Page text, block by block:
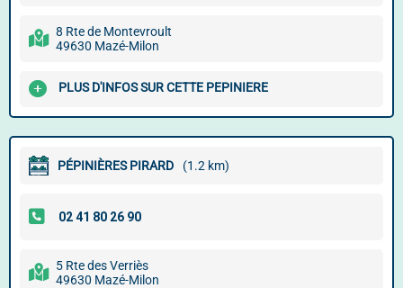
8 Rte de Montevroult
49630 Mazé-Milon
PLUS D'INFOS SUR CETTE PEPINIERE
PÉPINIÈRES PIRARD (1.2 km)
5 Rte des Verriès
49630 Mazé-Milon